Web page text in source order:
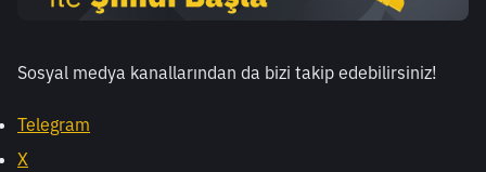
Sosyal medya kanallarından da bizi takip edebilirsiniz!
Telegram
X